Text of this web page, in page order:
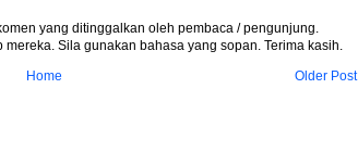
yang ditinggalkan oleh pembaca / pengunjung.
Sila gunakan bahasa yang sopan. Terima kasih.
Older Post
Home